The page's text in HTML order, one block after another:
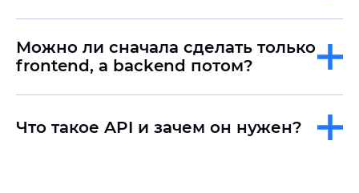
Можно ли сначала сделать только
frontend, а backend потом?
Что такое API и зачем он нужен?